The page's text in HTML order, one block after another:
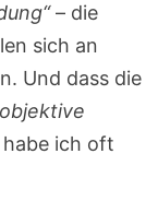
– die
sich an
Und dass die
ich oft